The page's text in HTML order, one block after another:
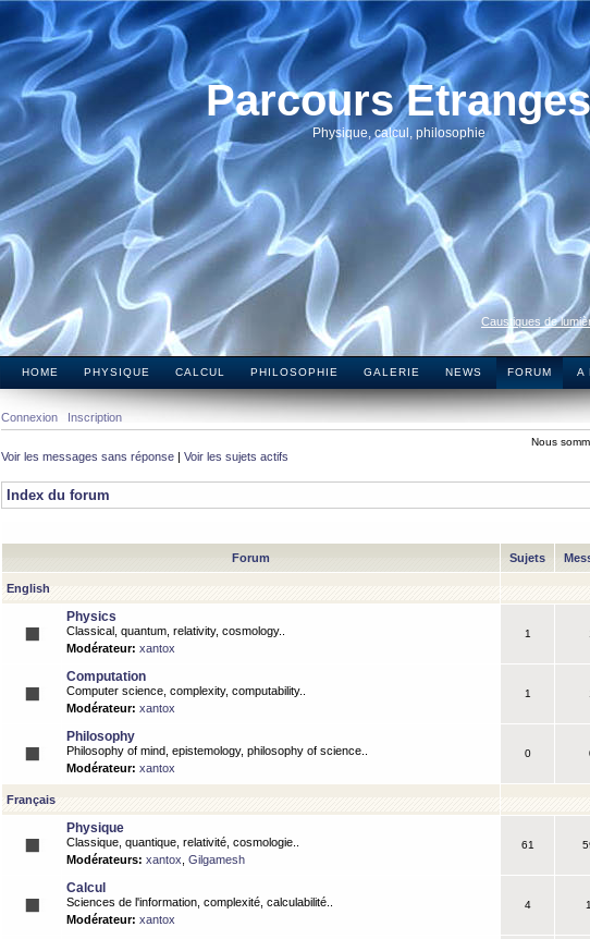
Parcours Etranges
Physique, calcul, philosophie
Caustiques de
HOME PHYSIQUE CALCUL PHILOSOPHIE GALERIE NEWS FORUM A
Connexion Inscription
Nous
Voir les messages sans réponse | Voir les sujets actifs
Index du forum
Forum Sujets
English
Physics
Classical, quantum, relativity, cosmology..
Modérateur: xantox
1
Computation
Computer science, complexity, computability..
Modérateur: xantox
1
Philosophy
Philosophy of mind, epistemology, philosophy of science..
Modérateur: xantox
0
Français
Physique
Classique, quantique, relativité, cosmologie..
Modérateurs: xantox Gilgamesh
61
Calcul
Sciences de l'information, complexité, calculabilité..
Modérateur: xantox
4